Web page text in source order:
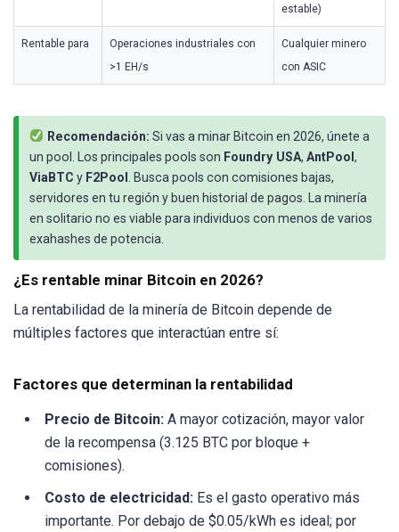
estable)
Rentable para
Operaciones industriales con
>1 EH/s
Cualquier minero
con ASIC
Recomendación: Si vas a minar Bitcoin en 2026, únete a
un pool. Los principales pools son Foundry USA, AntPool ,
ViaBTC y F2Pool
. Busca pools con comisiones bajas,
servidores en tu región y buen historial de pagos. La minería
en solitario no es viable para individuos con menos de varios
exahashes de potencia.
¿Es rentable minar Bitcoin en 2026?
La rentabilidad de la minería de Bitcoin depende de
múltiples factores que interactúan entre sí:
Factores que determinan la rentabilidad
Precio de Bitcoin: A mayor cotización, mayor valor
de la recompensa (3.125 BTC por bloque +
comisiones).
Costo de electricidad: Es el gasto operativo más
importante. Por debajo de $0.05/kWh es ideal; por